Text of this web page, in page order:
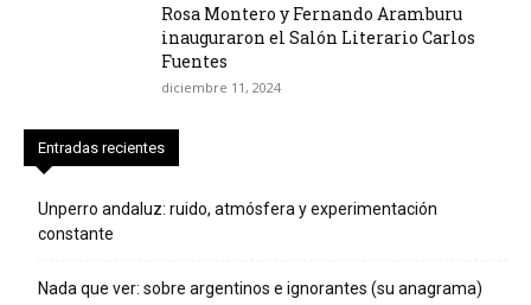
Rosa Montero y Fernando Aramburu
inauguraron el Salón Literario Carlos
Fuentes
diciembre 11, 2024
Entradas recientes
Unperro andaluz: ruido, atmósfera y experimentación
constante
Nada que ver: sobre argentinos e ignorantes (su anagrama)